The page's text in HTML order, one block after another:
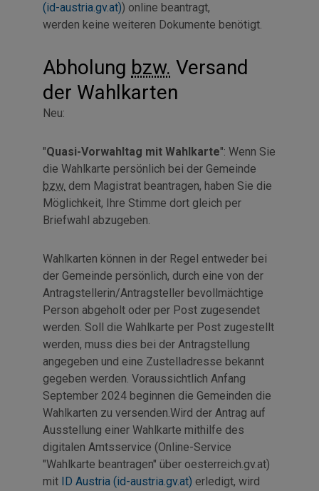
(id-austria.gv.at)) online beantragt,
werden keine weiteren Dokumente benötigt.
Abholung bzw. Versand
der Wahlkarten
Neu:
"Quasi-Vorwahltag mit Wahlkarte": Wenn Sie
die Wahlkarte persönlich bei der Gemeinde
bzw. dem Magistrat beantragen, haben Sie die
Möglichkeit, Ihre Stimme dort gleich per
Briefwahl abzugeben.
Wahlkarten können in der Regel entweder bei
der Gemeinde persönlich, durch eine von der
Antragstellerin/Antragsteller bevollmächtige
Person abgeholt oder per Post zugesendet
werden. Soll die Wahlkarte per Post zugestellt
werden, muss dies bei der Antragstellung
angegeben und eine Zustelladresse bekannt
gegeben werden. Voraussichtlich Anfang
September 2024 beginnen die Gemeinden die
Wahlkarten zu versenden.Wird der Antrag auf
Ausstellung einer Wahlkarte mithilfe des
digitalen Amtsservice (Online-Service
"Wahlkarte beantragen" über oesterreich.gv.at)
mit ID Austria (id-austria.gv.at) erledigt, wird